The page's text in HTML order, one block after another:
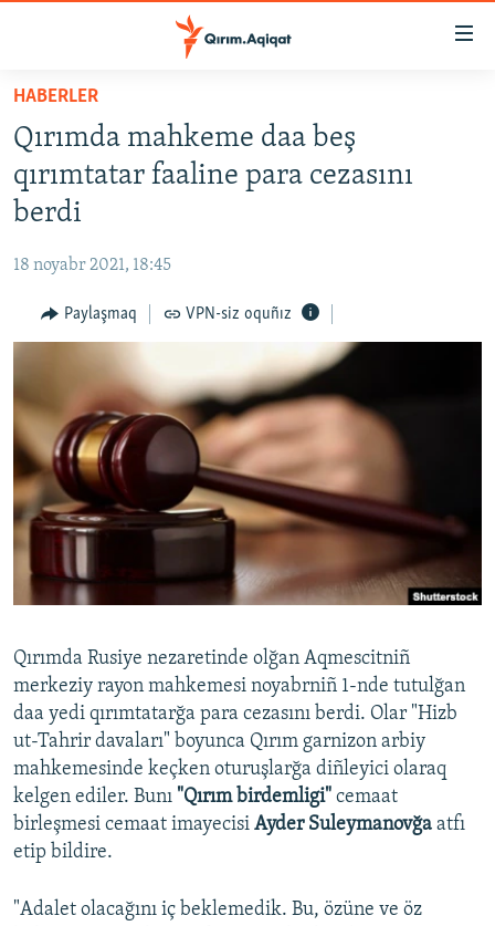
Esas
qaytmaq
Baş
navigatsiyağa
qaytmaq
Qıdıruvğa
qaytmaq
HABERLER
SİYASET
İQTİSADİYAT
MEDENİYET
İNSAN AQLARI
BLOGLAR
FİKİR
Русский
Українською
RFE/RS bütün saytları
HABERLER
Qırımda mahkeme daa beş
qırımtatar faaline para cezasını
berdi
18 noyabr 2021, 18:45
Paylaşmaq VPN-siz oquñız
Qırımda Rusiye nezaretinde olğan Aqmescitniñ
merkeziy rayon mahkemesi noyabrniñ 1-nde tutulğan
daa yedi qırımtatarğa para cezasını berdi. Olar "Hizb
ut-Tahrir davaları" boyunca Qırım garnizon arbiy
mahkemesinde keçken oturuşlarğa diñleyici olaraq
kelgen ediler. Bunı "Qırım birdemligi" cemaat
birleşmesi cemaat imayecisi Ayder Suleymanovğa atfı
etip bildire.
"Adalet olacağını iç beklemedik. Bu, özüne ve öz